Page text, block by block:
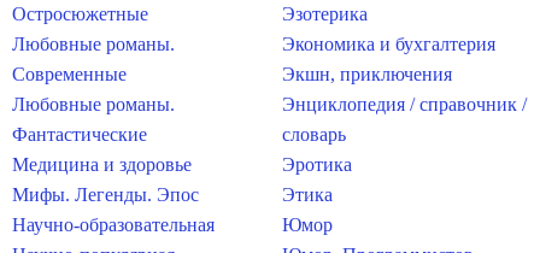
Остросюжетные
Любовные романы.
Современные
Любовные романы.
Фантастические
Медицина и здоровье
Мифы. Легенды. Эпос
Научно-образовательная
Эзотерика
Экономика и бухгалтерия
Экшн, приключения
Энциклопедия / справочник /
словарь
Эротика
Этика
Юмор